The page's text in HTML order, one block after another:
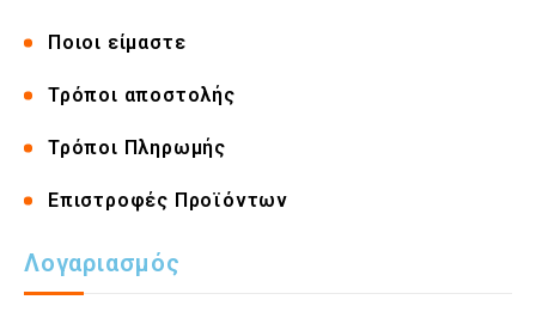
Ποιοι είμαστε
Τρόποι αποστολής
Τρόποι Πληρωμής
Επιστροφές Προϊόντων
Λογαριασμός